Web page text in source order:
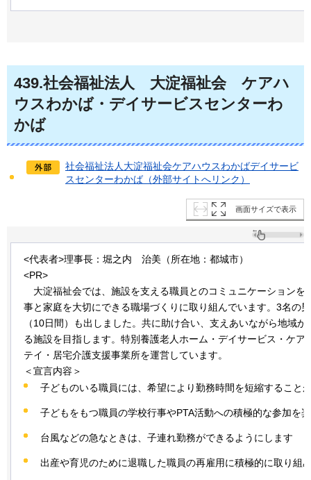
439.社会福祉法人 大淀福祉会
ケアハ
ウスわかば・デイサービスセンターわ
かば
社会福祉法人大淀福祉会ケアハウスわかばデイサービ
スセンターわかば（外部サイトへリンク）
画面サイズで表示
<代表者>理事長：堀之内 治美 （所在地：都城市）
<PR>
大淀福祉会では、施設を支える職員とのコミュニケーションを
事と家庭を大切にできる職場づくりに取り組んでいます。3名の
（10日間）も出しました。共に助け合い、支えあいながら地域
る施設を目指します。特別養護老人ホーム・デイサービス・ケア
テイ・居宅介護支援事業所を運営しています。
＜宣言内容＞
子どものいる職員には、希望により勤務時間を短縮すること
子どもをもつ職員の学校行事やPTA活動への積極的な参加を
台風などの急なときは、子連れ勤務ができるようにします
出産や育児のために退職した職員の再雇用に積極的に取り組